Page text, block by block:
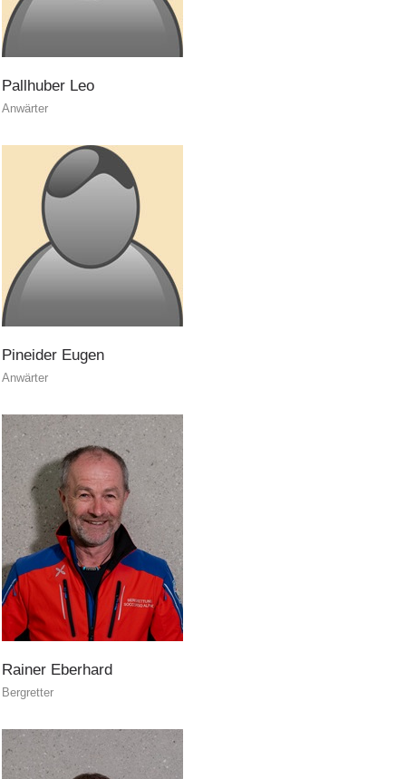
Pallhuber Leo
Anwärter
Pineider Eugen
Anwärter
Rainer Eberhard
Bergretter